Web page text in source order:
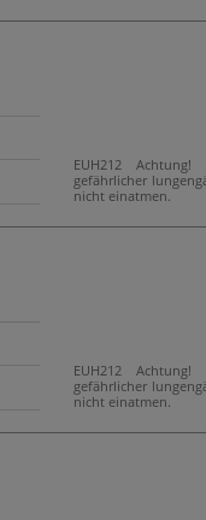
EUH212
gefährlicher
nicht einatmen.
EUH212
gefährlicher
nicht einatmen.